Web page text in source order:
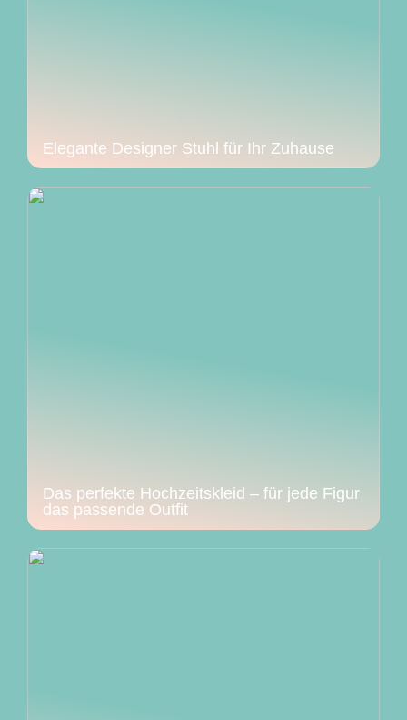
Elegante Designer Stuhl für Ihr Zuhause
Das perfekte Hochzeitskleid – für jede Figur
das passende Outfit